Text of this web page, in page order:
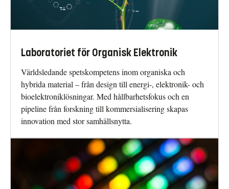
Laboratoriet för Organisk Elektronik
Världsledande spetskompetens inom organiska och
hybrida material – från design till energi-, elektronik- och
bioelektroniklösningar. Med hållbarhetsfokus och en
pipeline från forskning till kommersialisering skapas
innovation med stor samhällsnytta.